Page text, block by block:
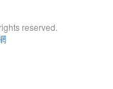
reserved.